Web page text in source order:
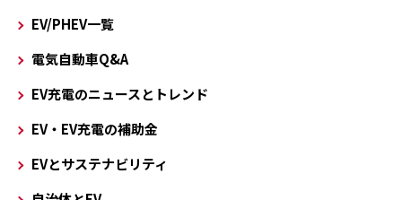
EV/PHEV一覧
電気自動車Q&A
EV充電のニュースとトレンド
EV・EV充電の補助金
EVとサステナビリティ